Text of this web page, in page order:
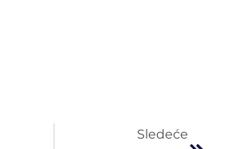
Sledeće